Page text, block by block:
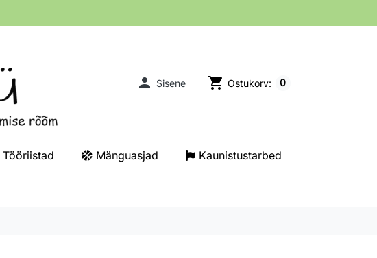
 Sisene shopping_cart Ostukorv: 0
Tööriistad Mänguasjad Kaunistustarbed